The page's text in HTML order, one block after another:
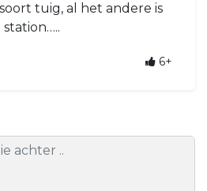
tuig, al het andere is
6+